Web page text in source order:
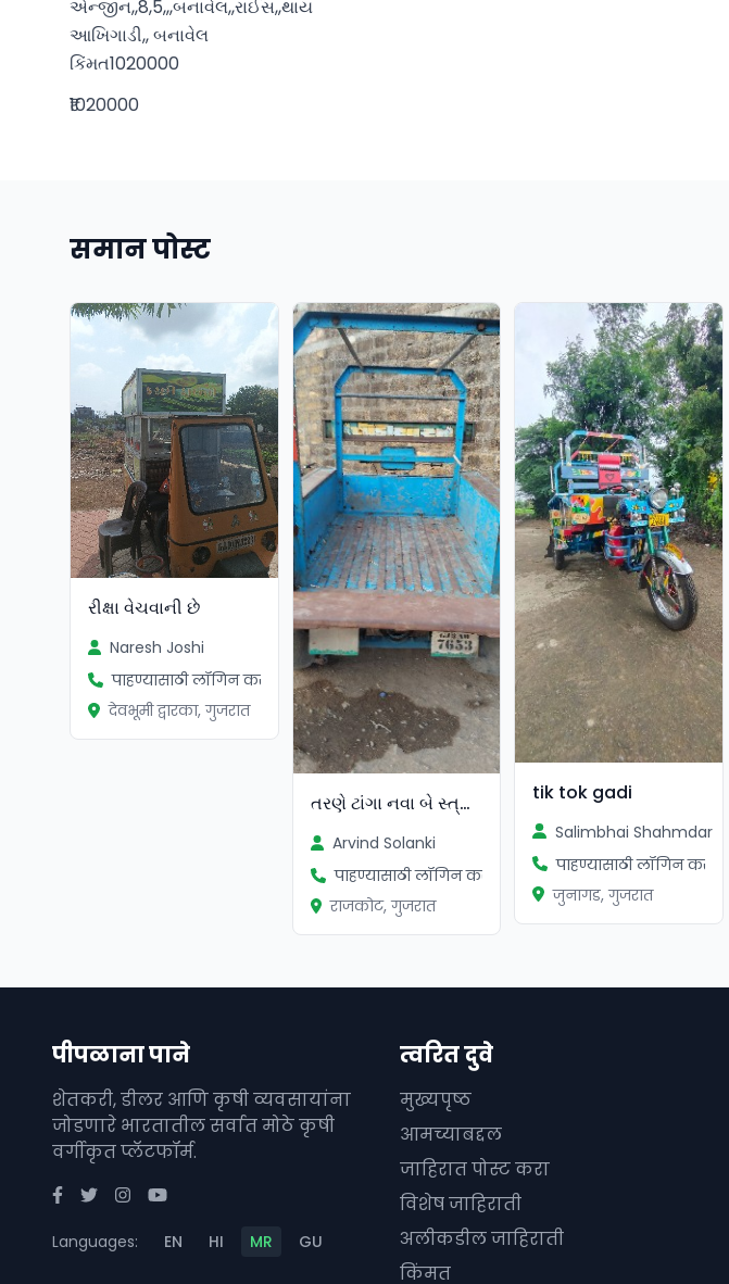
એન્જીન,,8,5,,,બનાવેલ,,રાઈસ,,થાય
આખિગાડી,, બનાવેલ
કિંમત1020000
₹1020000
समान पोस्ट
રીક્ષા વેચવાની છે
Naresh Joshi
पाहण्यासाठी लॉगिन करा
देवभूमी द्वारका, गुजरात
તરણે ટાંગા નવા બે સ્ત્રી એન્જિન ટ
Arvind Solanki
पाहण्यासाठी लॉगिन करा
राजकोट, गुजरात
tik tok gadi
Salimbhai Shahmdar
पाहण्यासाठी लॉगिन करा
जुनागड, गुजरात
पीपळाना पाने
शेतकरी, डीलर आणि कृषी व्यवसायांना
जोडणारे भारतातील सर्वात मोठे कृषी
वर्गीकृत प्लॅटफॉर्म.
Languages: EN HI MR GU
त्वरित दुवे
मुख्यपृष्ठ
आमच्याबद्दल
जाहिरात पोस्ट करा
विशेष जाहिराती
अलीकडील जाहिराती
किंमत